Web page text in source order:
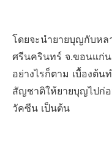
โดยจะนำยายบุญกับหล
ศรีนครินทร์ จ.ขอนแก่น
อย่างไรก็ตาม เบื้องต้
สัญชาติให้ยายบุญไปก่อ
วัคซีน เป็นต้น